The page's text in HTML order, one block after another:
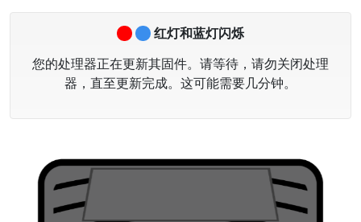
红灯和蓝灯闪烁
您的处理器正在更新其固件。请等待， 请勿关闭处理
器，直至更新完成。这可能需要几分钟。